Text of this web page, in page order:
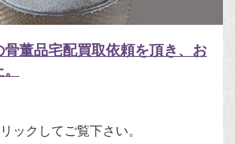
董品宅配買取依頼を頂き、お
ックしてご覧下さい。